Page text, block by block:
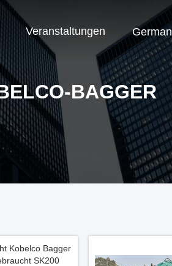
Veranstaltungen German
BAGGER
Kobelco Bagger
SK200